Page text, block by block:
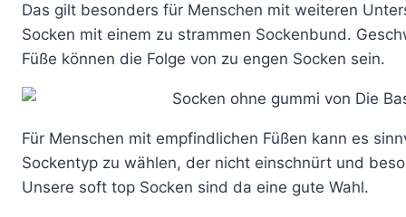
Das gilt besonders für Menschen mit weiteren
Socken mit einem zu strammen Sockenbund.
Füße können die Folge von zu engen Socken sein.
Für Menschen mit empfindlichen Füßen kann es
Sockentyp zu wählen, der nicht einschnürt und
Unsere soft top Socken sind da eine gute Wahl.